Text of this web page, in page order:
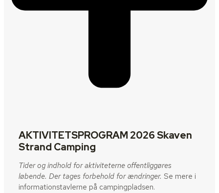
AKTIVITETSPROGRAM 2026 Skaven
Strand Camping
Tider og indhold for aktiviteterne offentliggøres
løbende. Der tages forbehold for ændringer. Se mere i
informationstavlerne på campingpladsen.